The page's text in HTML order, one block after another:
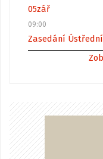
05zář
09:00
Zasedání